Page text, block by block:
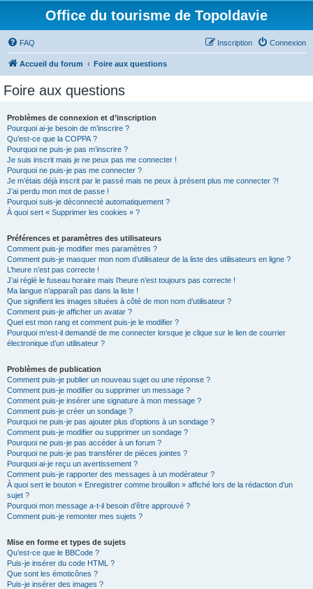
Office du tourisme de Topoldavie
FAQ Connexion
Inscription
Accueil du forum Foire aux questions
Foire aux questions
Problèmes de connexion et d’inscription
Pourquoi ai-je besoin de m’inscrire ?
Qu’est-ce que la COPPA ?
Pourquoi ne puis-je pas m’inscrire ?
Je suis inscrit mais je ne peux pas me connecter !
Pourquoi ne puis-je pas me connecter ?
Je m’étais déjà inscrit par le passé mais ne peux à présent plus me connecter ?!
J’ai perdu mon mot de passe !
Pourquoi suis-je déconnecté automatiquement ?
À quoi sert « Supprimer les cookies » ?
Préférences et paramètres des utilisateurs
Comment puis-je modifier mes paramètres ?
Comment puis-je masquer mon nom d’utilisateur de la liste des utilisateurs en ligne ?
L’heure n’est pas correcte !
J’ai réglé le fuseau horaire mais l’heure n’est toujours pas correcte !
Ma langue n’apparaît pas dans la liste !
Que signifient les images situées à côté de mon nom d’utilisateur ?
Comment puis-je afficher un avatar ?
Quel est mon rang et comment puis-je le modifier ?
Pourquoi m’est-il demandé de me connecter lorsque je clique sur le lien de courrier
électronique d’un utilisateur ?
Problèmes de publication
Comment puis-je publier un nouveau sujet ou une réponse ?
Comment puis-je modifier ou supprimer un message ?
Comment puis-je insérer une signature à mon message ?
Comment puis-je créer un sondage ?
Pourquoi ne puis-je pas ajouter plus d’options à un sondage ?
Comment puis-je modifier ou supprimer un sondage ?
Pourquoi ne puis-je pas accéder à un forum ?
Pourquoi ne puis-je pas transférer de pièces jointes ?
Pourquoi ai-je reçu un avertissement ?
Comment puis-je rapporter des messages à un modérateur ?
À quoi sert le bouton « Enregistrer comme brouillon » affiché lors de la rédaction d’un
sujet ?
Pourquoi mon message a-t-il besoin d’être approuvé ?
Comment puis-je remonter mes sujets ?
Mise en forme et types de sujets
Qu’est-ce que le BBCode ?
Puis-je insérer du code HTML ?
Que sont les émoticônes ?
Puis-je insérer des images ?